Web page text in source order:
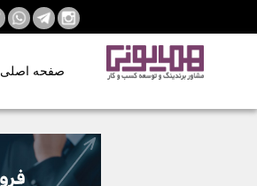
صفحه اصلی